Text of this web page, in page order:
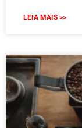
LEIA MAIS >>